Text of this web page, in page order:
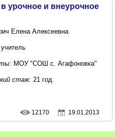
урочное и внеурочное
Елена Алексеевна
учитель
МОУ "СОШ с. Агафоновка"
стаж: 21 год
12170 19.01.2013